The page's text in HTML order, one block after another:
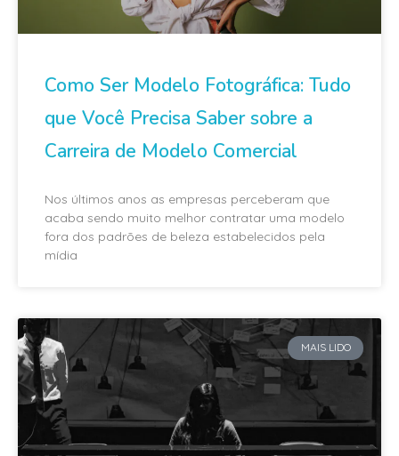
Como Ser Modelo Fotográfica: Tudo
que Você Precisa Saber sobre a
Carreira de Modelo Comercial
Nos últimos anos as empresas perceberam que
acaba sendo muito melhor contratar uma modelo
fora dos padrões de beleza estabelecidos pela
mídia
MAIS LIDO